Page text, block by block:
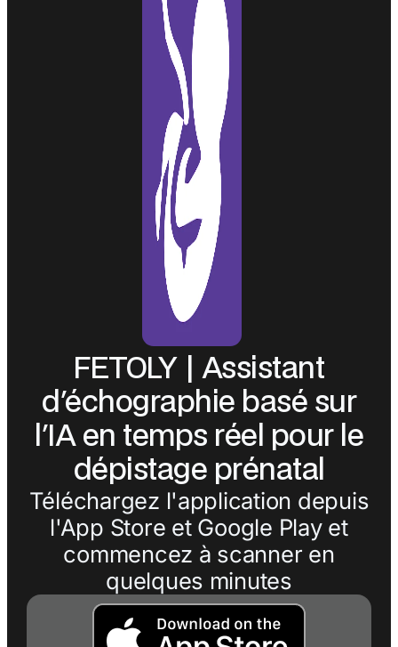
FETOLY | Assistant
d'échographie basé sur
l'IA en temps réel pour le
dépistage prénatal
Téléchargez l'application depuis
l'App Store et Google Play et
commencez à scanner en
quelques minutes